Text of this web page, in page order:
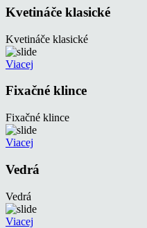
Kvetináče klasické
Kvetináče klasické
Viacej
Fixačné klince
Fixačné klince
Viacej
Vedrá
Vedrá
Viacej